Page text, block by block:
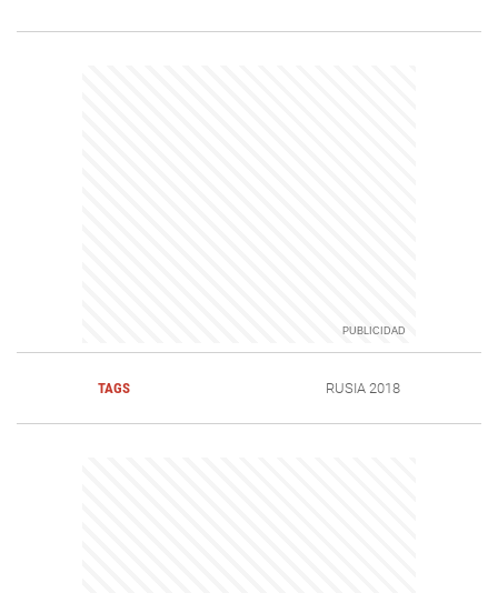
TAGS RUSIA 2018